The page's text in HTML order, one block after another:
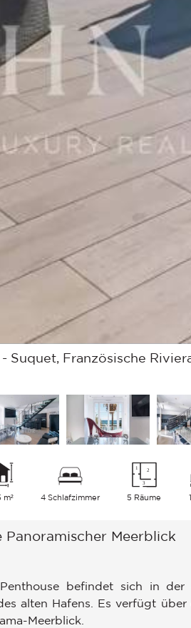
Suquet, Französische
m² 4 Schlafzimmer 5 Räume
Panoramischer Meerblick
befindet sich in
alten Hafens. Es verfügt über
Meerblick.